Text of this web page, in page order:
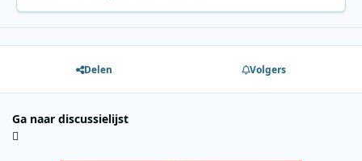
Delen Volgers
Ga naar discussielijst